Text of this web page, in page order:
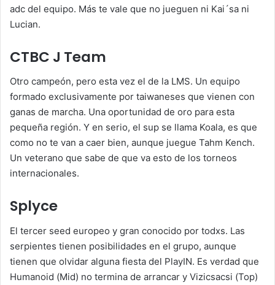
adc del equipo. Más te vale que no jueguen ni Kai´sa ni
Lucian.
CTBC J Team
Otro campeón, pero esta vez el de la LMS. Un equipo
formado exclusivamente por taiwaneses que vienen con
ganas de marcha. Una oportunidad de oro para esta
pequeña región. Y en serio, el sup se llama Koala, es que
como no te van a caer bien, aunque juegue Tahm Kench.
Un veterano que sabe de que va esto de los torneos
internacionales.
Splyce
El tercer seed europeo y gran conocido por todxs. Las
serpientes tienen posibilidades en el grupo, aunque
tienen que olvidar alguna fiesta del PlayIN. Es verdad que
Humanoid (Mid) no termina de arrancar y Vizicsacsi (Top)